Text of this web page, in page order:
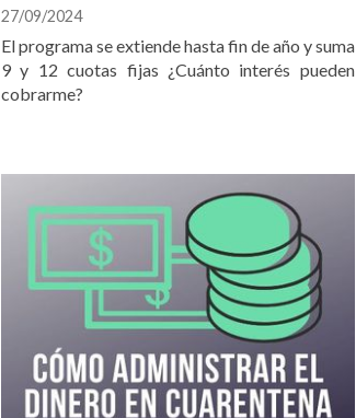
27/09/2024
El programa se extiende hasta fin de año y suma
9 y 12 cuotas fijas ¿Cuánto interés pueden
cobrarme?